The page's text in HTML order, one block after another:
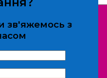
третім особам
зв'яжемось з